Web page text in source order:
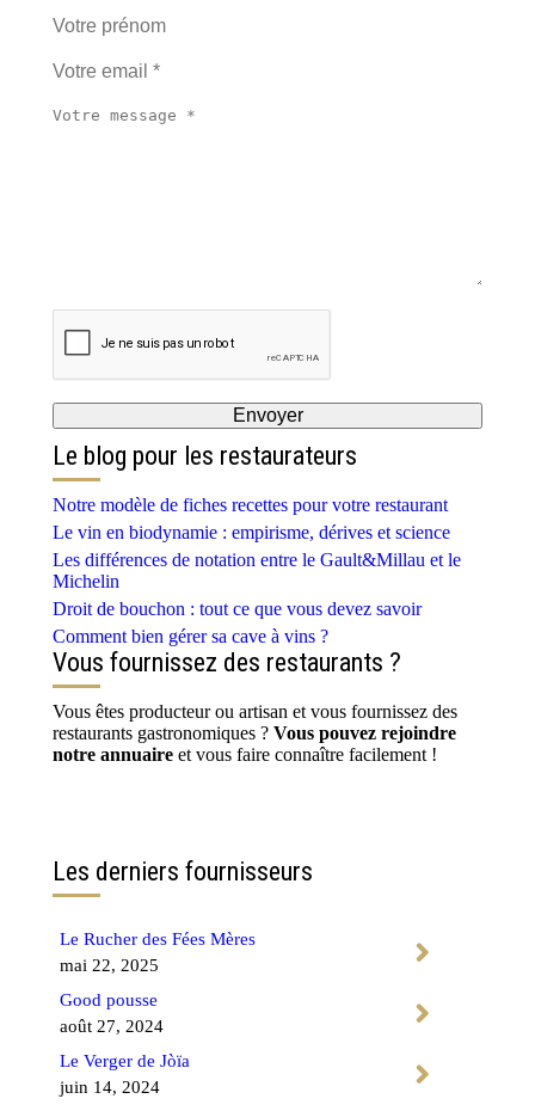
Le blog pour les restaurateurs
Notre modèle de fiches recettes pour votre restaurant
Le vin en biodynamie : empirisme, dérives et science
Les différences de notation entre le Gault&Millau et le
Michelin
Droit de bouchon : tout ce que vous devez savoir
Comment bien gérer sa cave à vins ?
Vous fournissez des restaurants ?
Vous êtes producteur ou artisan et vous fournissez des
restaurants gastronomiques ? Vous pouvez rejoindre
notre annuaire et vous faire connaître facilement !
Les derniers fournisseurs
Le Rucher des Fées Mères
mai 22, 2025
Good pousse
août 27, 2024
Le Verger de Jòïa
juin 14, 2024